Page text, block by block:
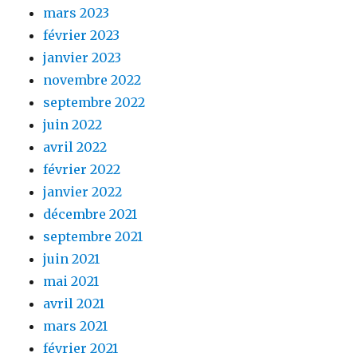
mars 2023
février 2023
janvier 2023
novembre 2022
septembre 2022
juin 2022
avril 2022
février 2022
janvier 2022
décembre 2021
septembre 2021
juin 2021
mai 2021
avril 2021
mars 2021
février 2021